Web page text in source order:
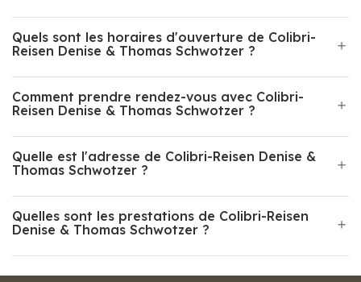
Quels sont les horaires d'ouverture de Colibri-
Reisen Denise & Thomas Schwotzer ?
Comment prendre rendez-vous avec Colibri-
Reisen Denise & Thomas Schwotzer ?
Quelle est l'adresse de Colibri-Reisen Denise &
Thomas Schwotzer ?
Quelles sont les prestations de Colibri-Reisen
Denise & Thomas Schwotzer ?